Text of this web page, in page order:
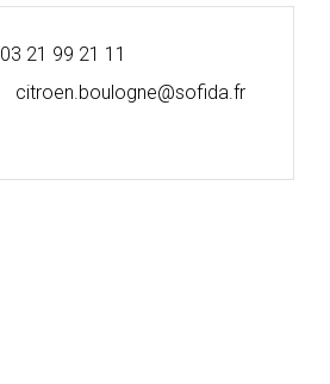
03 21 99 21 11
citroen.boulogne@sofida.fr